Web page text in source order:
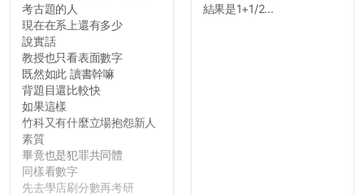
考古題的人
現在在系上還有多少
說實話
教授也只看表面數字
既然如此 讀書幹嘛
背題目還比較快
如果這樣
竹科又有什麼立場抱怨新人
素質
畢竟也是犯罪共同體
同樣看數字
先去學店刷分數再考研
結果是1+1/2...